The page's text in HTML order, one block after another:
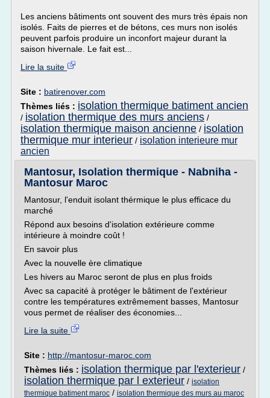
Les anciens bâtiments ont souvent des murs très épais non
isolés. Faits de pierres et de bétons, ces murs non isolés
peuvent parfois produire un inconfort majeur durant la
saison hivernale. Le fait est...
Lire la suite
Site : batirenover.com
Thèmes liés : isolation thermique batiment ancien
/ isolation thermique des murs anciens /
isolation thermique maison ancienne / isolation
thermique mur interieur / isolation interieure mur
ancien
Mantosur, Isolation thermique - Nabniha -
Mantosur Maroc
Mantosur, l'enduit isolant thérmique le plus efficace du
marché
Répond aux besoins d'isolation extérieure comme
intérieure à moindre coût !
En savoir plus
Avec la nouvelle ère climatique
Les hivers au Maroc seront de plus en plus froids
Avec sa capacité à protéger le bâtiment de l'extérieur
contre les températures extrêmement basses, Mantosur
vous permet de réaliser des économies...
Lire la suite
Site : http://mantosur-maroc.com
Thèmes liés : isolation thermique par l'exterieur /
isolation thermique par l exterieur / isolation
thermique batiment maroc / isolation thermique des murs au maroc